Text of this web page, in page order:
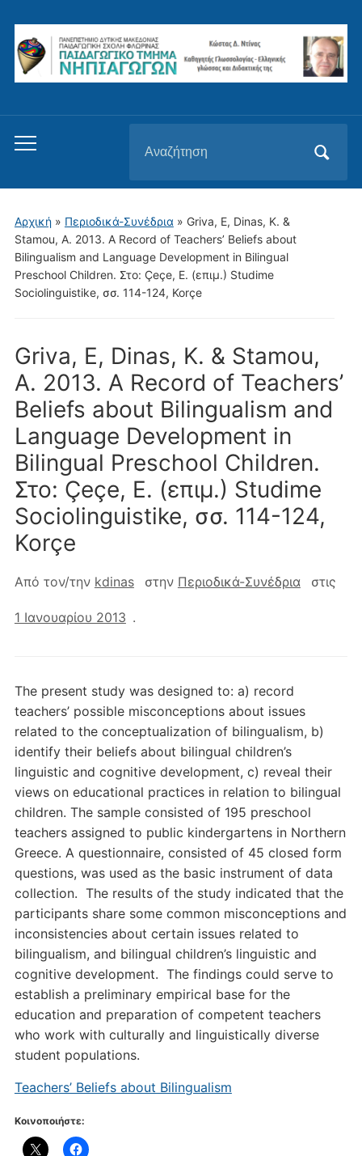
Εναλλαγή
μενού
για
κινητά
για:
Αρχική» Περιοδικά-Συνέδρια » Griva, E, Dinas, K. &
Stamou, A. 2013. A Record of Teachers’ Beliefs about
Bilingualism and Language Development in Bilingual
Preschool Children. Στο: Çeçe, E. (επιμ.) Studime
Sociolinguistike, σσ. 114-124, Korçe
Griva, E, Dinas, K. & Stamou,
A. 2013. A Record of Teachers’
Beliefs about Bilingualism and
Language Development in
Bilingual Preschool Children.
Στο: Çeçe, E. (επιμ.) Studime
Sociolinguistike, σσ. 114-124,
Korçe
Από τον/την kdinas στην Περιοδικά-Συνέδρια στις
1 Ιανουαρίου 2013 .
The present study was designed to: a) record
teachers’ possible misconceptions about issues
related to the conceptualization of bilingualism, b)
identify their beliefs about bilingual children’s
linguistic and cognitive development, c) reveal their
views on educational practices in relation to bilingual
children. The sample consisted of 195 preschool
teachers assigned to public kindergartens in Northern
Greece. A questionnaire, consisted of 45 closed form
questions, was used as the basic instrument of data
collection. The results of the study indicated that the
participants share some common misconceptions and
inconsistencies about certain issues related to
bilingualism, and bilingual children’s linguistic and
cognitive development. The findings could serve to
establish a preliminary empirical base for the
education and preparation of competent teachers
who work with culturally and linguistically diverse
student populations.
Teachers’ Beliefs about Bilingualism
Κοινοποιήστε: